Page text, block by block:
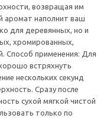
возвращая им
аромат наполнит ваш
для деревянных, но и
хромированных,
Способ применения: Для
встряхнуть
нескольких секунд
Сразу после
сухой мягкой чистой
только по